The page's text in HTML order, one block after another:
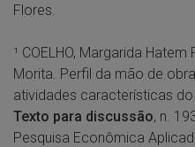
Flores.
¹ COELHO, Margarida
Morita. Perfil da mão de
atividades características
Texto para discussão, n.
Pesquisa Econômica